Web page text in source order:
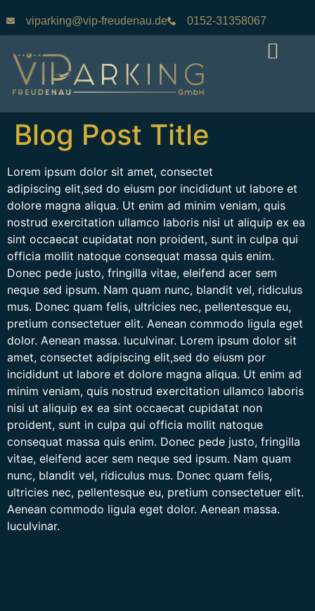
viparking@vip-freudenau.de 0152-31358067
Blog Post Title
Lorem ipsum dolor sit amet, consectet
adipiscing elit,sed do eiusm por incididunt ut labore et
dolore magna aliqua. Ut enim ad minim veniam, quis
nostrud exercitation ullamco laboris nisi ut aliquip ex ea
sint occaecat cupidatat non proident, sunt in culpa qui
officia mollit natoque consequat massa quis enim.
Donec pede justo, fringilla vitae, eleifend acer sem
neque sed ipsum. Nam quam nunc, blandit vel, ridiculus
mus. Donec quam felis, ultricies nec, pellentesque eu,
pretium consectetuer elit. Aenean commodo ligula eget
dolor. Aenean massa. luculvinar. Lorem ipsum dolor sit
amet, consectet adipiscing elit,sed do eiusm por
incididunt ut labore et dolore magna aliqua. Ut enim ad
minim veniam, quis nostrud exercitation ullamco laboris
nisi ut aliquip ex ea sint occaecat cupidatat non
proident, sunt in culpa qui officia mollit natoque
consequat massa quis enim. Donec pede justo, fringilla
vitae, eleifend acer sem neque sed ipsum. Nam quam
nunc, blandit vel, ridiculus mus. Donec quam felis,
ultricies nec, pellentesque eu, pretium consectetuer elit.
Aenean commodo ligula eget dolor. Aenean massa.
luculvinar.